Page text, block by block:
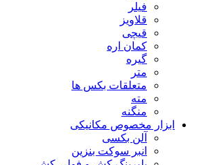
فیلر
قلاویز
قیچی
کمان اره
گیره
متر
متعلقات بکس ها
مته
منگنه
ابزار مخصوص مکانیکی
آلن بکسی
انبر سوکت بنزین